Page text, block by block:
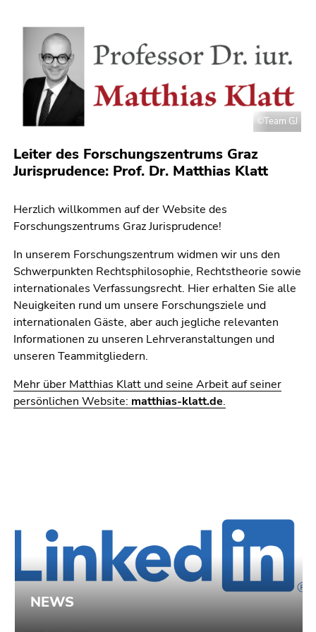
Link.
Zum
Inhalt
(Zugriffstaste
Positionsanzeige
(Zugriffstaste
Zur
Hauptnavigation
(Zugriffstaste
3)
Zur
Unternavigation
(Zugriffstaste
4)
Zu
den
(Zugriffstaste
5)
Suche
(Zugriffstaste
9)
©Team GJ
Leiter des Forschungszentrums Graz
Jurisprudence: Prof. Dr. Matthias Klatt
Herzlich willkommen auf der Website des
Forschungszentrums Graz Jurisprudence!
In unserem Forschungszentrum widmen wir uns den
Schwerpunkten Rechtsphilosophie, Rechtstheorie sowie
internationales Verfassungsrecht. Hier erhalten Sie alle
Neuigkeiten rund um unsere Forschungsziele und
internationalen Gäste, aber auch jegliche relevanten
Informationen zu unseren Lehrveranstaltungen und
unseren Teammitgliedern.
Mehr über Matthias Klatt und seine Arbeit auf seiner
persönlichen Website: matthias-klatt.de.